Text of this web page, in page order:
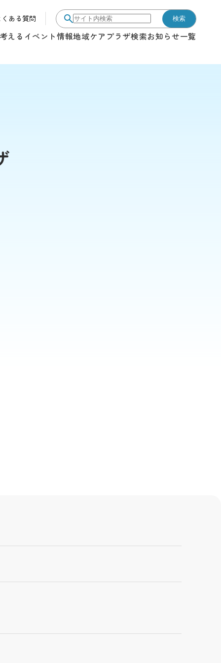
くある質問
サイト内検索
検索
える イベント情報地域ケアプラザ検索お知らせ一覧